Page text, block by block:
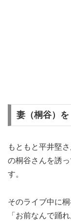
妻（桐谷）
もともと平井堅
の桐谷さんを誘
す。
そのライブ中に
「お前なんで踊